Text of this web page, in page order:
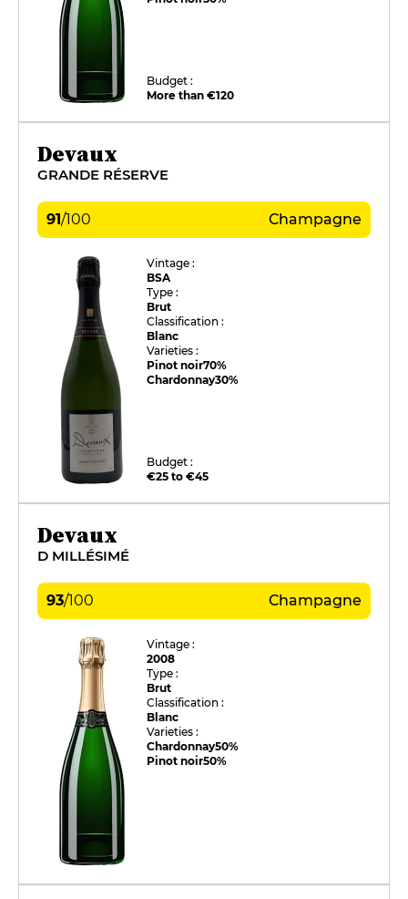
Budget :
More than €120
Devaux
GRANDE RÉSERVE
91/100 Champagne
Vintage :
BSA
Type :
Brut
Classification :
Blanc
Varieties :
Pinot noir70%
Chardonnay30%
Budget :
€25 to €45
Devaux
D MILLÉSIMÉ
93/100 Champagne
Vintage :
2008
Type :
Brut
Classification :
Blanc
Varieties :
Chardonnay50%
Pinot noir50%